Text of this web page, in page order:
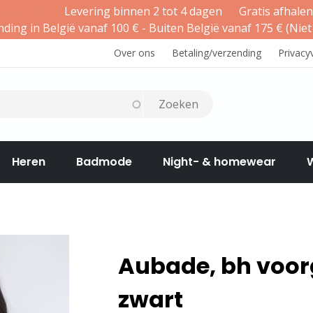
Levering binnen 2 tot 4 dagen
Gratis
in België vanaf 100 € - Buiten België vanaf 175 €
Over ons Betaling/verzending
Heren Badmode Night- & homewear
Aubade, bh
zwart